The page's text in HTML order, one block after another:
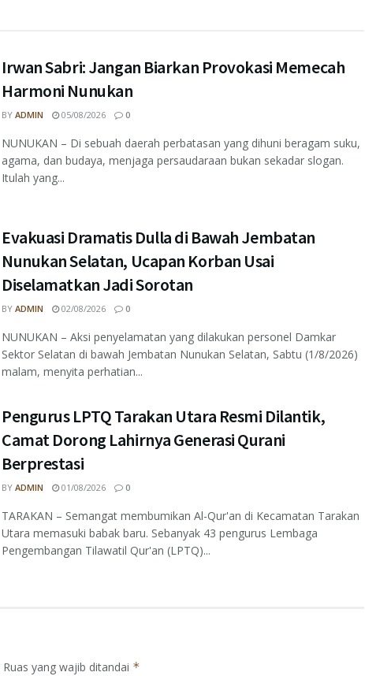
Irwan Sabri: Jangan Biarkan Provokasi Memecah
Harmoni Nunukan
BY ADMIN 05/08/2026 0
NUNUKAN – Di sebuah daerah perbatasan yang dihuni beragam suku,
agama, dan budaya, menjaga persaudaraan bukan sekadar slogan.
Itulah yang...
Evakuasi Dramatis Dulla di Bawah Jembatan
Nunukan Selatan, Ucapan Korban Usai
Diselamatkan Jadi Sorotan
BY ADMIN 02/08/2026 0
NUNUKAN – Aksi penyelamatan yang dilakukan personel Damkar
Sektor Selatan di bawah Jembatan Nunukan Selatan, Sabtu (1/8/2026)
malam, menyita perhatian...
Pengurus LPTQ Tarakan Utara Resmi Dilantik,
Camat Dorong Lahirnya Generasi Qurani
Berprestasi
BY ADMIN 01/08/2026 0
TARAKAN – Semangat membumikan Al-Qur'an di Kecamatan Tarakan
Utara memasuki babak baru. Sebanyak 43 pengurus Lembaga
Pengembangan Tilawatil Qur'an (LPTQ)...
Ruas yang wajib ditandai *